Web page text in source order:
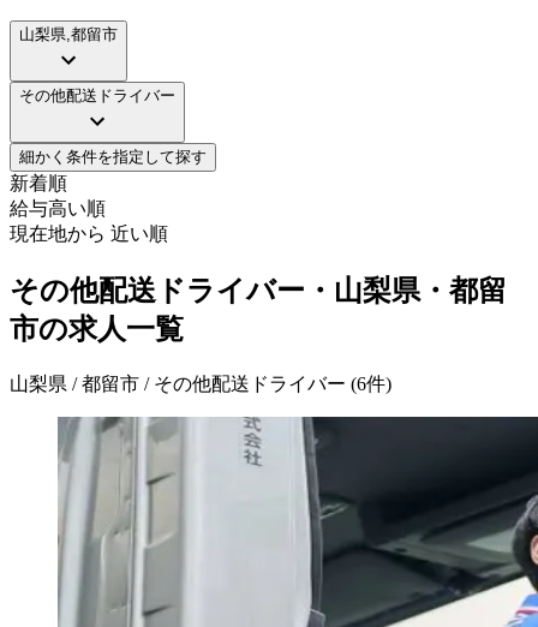
山梨県,都留市
その他配送ドライバー
細かく条件を指定して探す
新着順
給与高い順
現在地から 近い順
その他配送ドライバー・山梨県・都留
市の求人一覧
山梨県 / 都留市 / その他配送ドライバー (6件)